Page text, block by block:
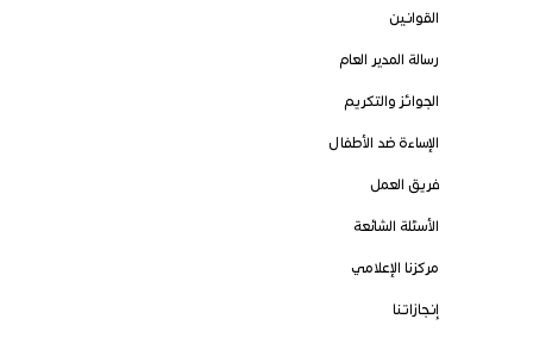
القوانين
رسالة المدير العام
الجوائز والتكريم
الإساءة ضد الأطفال
فريق العمل
الأسئلة الشائعة
مركزنا الإعلامي
إنجازاتنا